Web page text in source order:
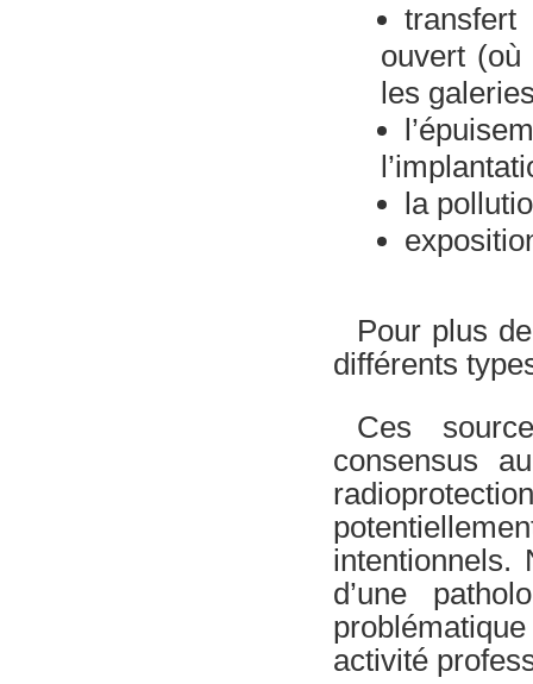
ouvert
les
la
Pour plus
différents
Ces
consensus
intentionnels.
d’une
activité